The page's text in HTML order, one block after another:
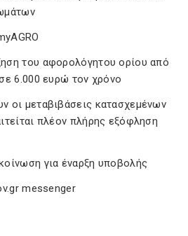
του αφορολόγητου ορίου από
6.000 ευρώ τον χρόνο
οι μεταβιβάσεις κατασχεμένων
πλέον πλήρης εξόφληση
για έναρξη υποβολής
messenger